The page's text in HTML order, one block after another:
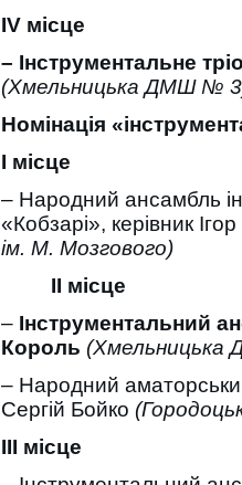
ІV місце
– Інструментальне
(Хмельницька ДМШ №
Номінація
І місце
– Народний ансамбль
«Кобзарі», керівник
ім. М. Мозгового)
ІІ місце
– Інструментальний
Король
– Народний
Сергій Бойко
ІІІ місце